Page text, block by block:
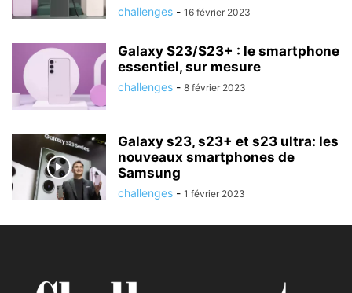
challenges - 16 février 2023
Galaxy S23/S23+ : le smartphone
essentiel, sur mesure
challenges - 8 février 2023
Galaxy s23, s23+ et s23 ultra: les
nouveaux smartphones de
Samsung
challenges - 1 février 2023